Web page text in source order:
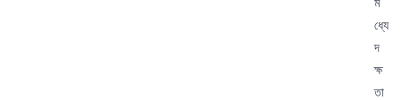
ধ্যে
দ
ক্ষ
তা